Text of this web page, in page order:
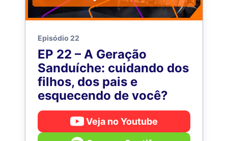
Episódio 22
EP 22 – A Geração
Sanduíche: cuidando dos
filhos, dos pais e
esquecendo de você?
Veja no Youtube